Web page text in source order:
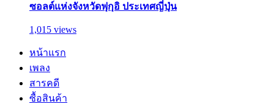
ซอลต์แห่งจังหวัดฟุกุอิ ประเทศญี่ปุ่น
1,015 views
หน้าแรก
เพลง
สารคดี
ซื้อสินค้า